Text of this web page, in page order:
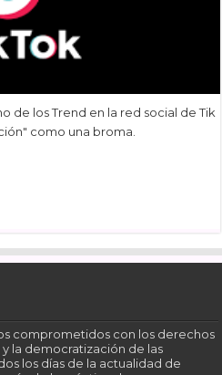
de los Trend en la red social de Tik
como una broma.
comprometidos con los derechos
y la democratización de las
los días de la actualidad de